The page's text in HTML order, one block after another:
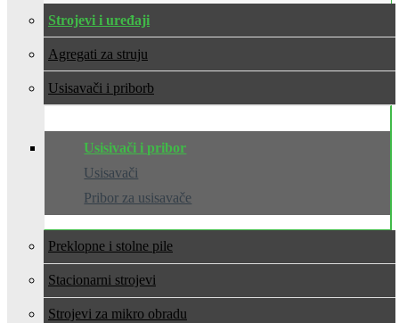
Strojevi i uređaji
Agregati za struju
Usisavači i pribor
Usisivači i pribor
Usisavači
Pribor za usisavače
Preklopne i stolne pile
Stacionarni strojevi
Strojevi za mikro obradu